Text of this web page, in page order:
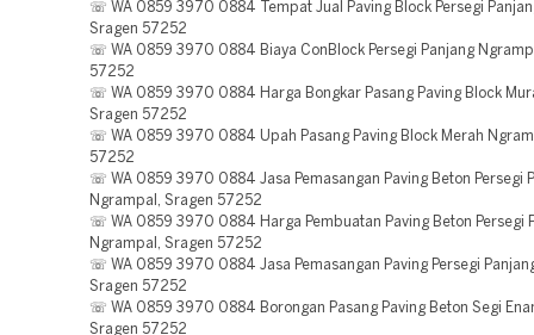
☏ WA 0859 3970 0884 Tempat Jual Paving Block Persegi
Sragen 57252
☏ WA 0859 3970 0884 Biaya ConBlock Persegi Panjang
57252
☏ WA 0859 3970 0884 Harga Bongkar Pasang Paving Block
Sragen 57252
☏ WA 0859 3970 0884 Upah Pasang Paving Block Merah
57252
☏ WA 0859 3970 0884 Jasa Pemasangan Paving Beton Persegi
Ngrampal, Sragen 57252
☏ WA 0859 3970 0884 Harga Pembuatan Paving Beton Persegi
Ngrampal, Sragen 57252
☏ WA 0859 3970 0884 Jasa Pemasangan Paving Persegi
Sragen 57252
☏ WA 0859 3970 0884 Borongan Pasang Paving Beton Segi
Sragen 57252